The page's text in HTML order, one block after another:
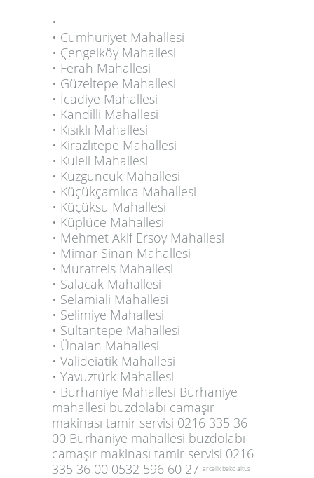
•
• Cumhuriyet Mahallesi
• Çengelköy Mahallesi
• Ferah Mahallesi
• Güzeltepe Mahallesi
• İcadiye Mahallesi
• Kandilli Mahallesi
• Kısıklı Mahallesi
• Kirazlıtepe Mahallesi
• Kuleli Mahallesi
• Kuzguncuk Mahallesi
• Küçükçamlıca Mahallesi
• Küçüksu Mahallesi
• Küplüce Mahallesi
• Mehmet Akif Ersoy Mahallesi
• Mimar Sinan Mahallesi
• Muratreis Mahallesi
• Salacak Mahallesi
• Selamiali Mahallesi
• Selimiye Mahallesi
• Sultantepe Mahallesi
• Ünalan Mahallesi
• Valideiatik Mahallesi
• Yavuztürk Mahallesi
• Burhaniye Mahallesi Burhaniye
mahallesi buzdolabı camaşır
makinası tamir servisi 0216 335 36
00 Burhaniye mahallesi buzdolabı
camaşır makinası tamir servisi 0216
335 36 00 0532 596 60 27 arcelik beko altus